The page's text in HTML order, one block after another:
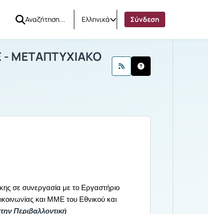
Ελληνικά Σύνδεση
Ανακοινώσεις
ΚΑΙ ΜΜΕ - ΜΕΤΑΠΤΥΧΙΑΚΟ
- ΜΕΤΑΠΤΥΧΙΑΚΟ
σε συνεργασία με το Εργαστήριο
και ΜΜΕ του Εθνικού και
Περιβαλλοντική